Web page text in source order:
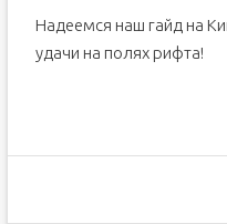
Надеемся наш гайд на
удачи на полях рифта!